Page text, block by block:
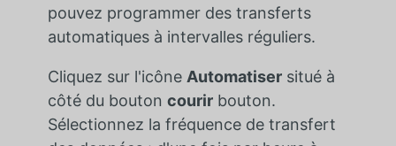
pouvez programmer des transferts
automatiques à intervalles réguliers.
Cliquez sur l'icône Automatisersitué à
côté du bouton courirbouton.
Sélectionnez la fréquence de transfert